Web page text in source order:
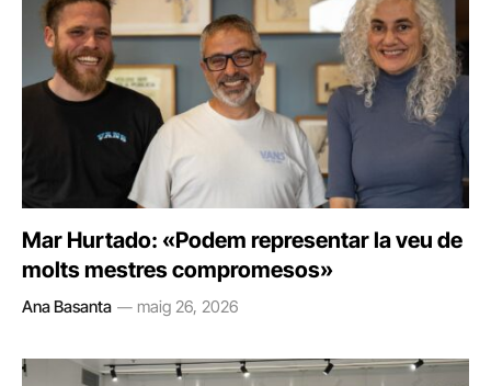
Mar Hurtado: «Podem representar la veu de
molts mestres compromesos»
Ana Basanta maig 26, 2026